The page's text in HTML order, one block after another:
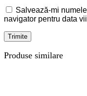
Salvează-mi
navigator pentru data
Produse similare